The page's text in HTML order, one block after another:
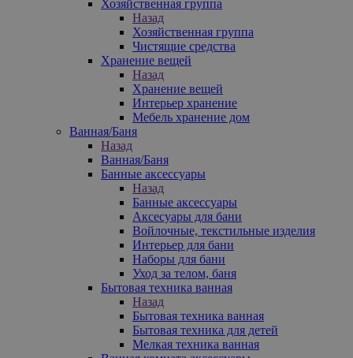
Хозяйственная группа
Назад
Хозяйственная группа
Чистящие средства
Хранение вещей
Назад
Хранение вещей
Интерьер хранение
Мебель хранение дом
Ванная/Баня
Назад
Ванная/Баня
Банные аксессуары
Назад
Банные аксессуары
Аксесуары для бани
Войлочные, текстильные изделия
Интерьер для бани
Наборы для бани
Уход за телом, баня
Бытовая техника ванная
Назад
Бытовая техника ванная
Бытовая техника для детей
Мелкая техника ванная